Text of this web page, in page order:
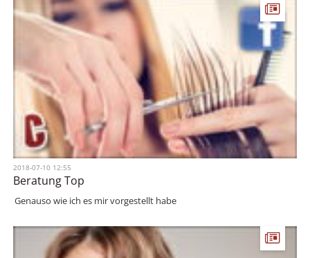
2018-07-10 12:55
Beratung Top
Genauso wie ich es mir vorgestellt habe